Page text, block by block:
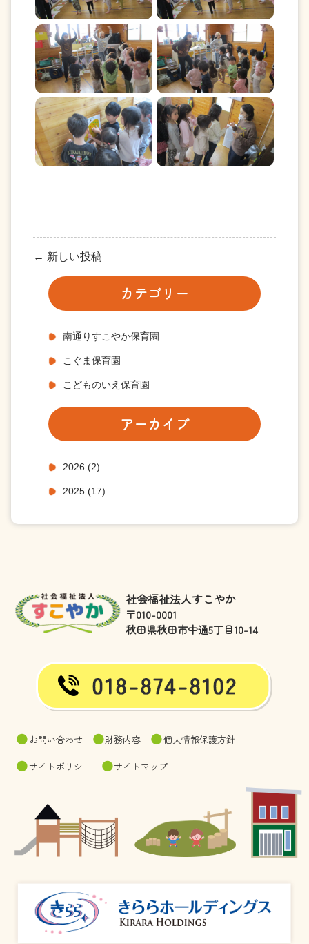
← 新しい投稿
カテゴリー
南通りすこやか保育園
こぐま保育園
こどものいえ保育園
アーカイブ
2026 (2)
2025 (17)
社会福祉法人すこやか
〒010-0001
秋田県秋田市中通5丁目10-14
お問い合わせ 財務内容 個人情報保護方針
サイトポリシー サイトマップ